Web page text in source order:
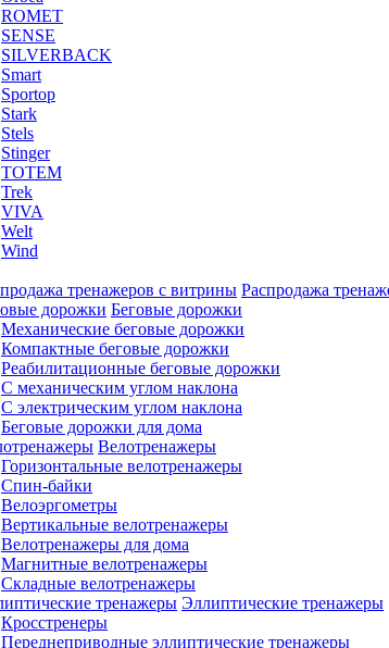
ROMET
SENSE
SILVERBACK
Smart
Sportop
Stark
Stels
Stinger
TOTEM
Trek
VIVA
Welt
Wind
Распродажа
Беговые дорожки
Механические беговые дорожки
Компактные беговые дорожки
Реабилитационные беговые дорожки
С механическим углом наклона
С электрическим углом наклона
Беговые дорожки для дома
Велотренажеры
Горизонтальные велотренажеры
Спин-байки
Велоэргометры
Вертикальные велотренажеры
Велотренажеры для дома
Магнитные велотренажеры
Складные велотренажеры
Эллиптические тренажеры
Кросстренеры
Переднеприводные эллиптические тренажеры